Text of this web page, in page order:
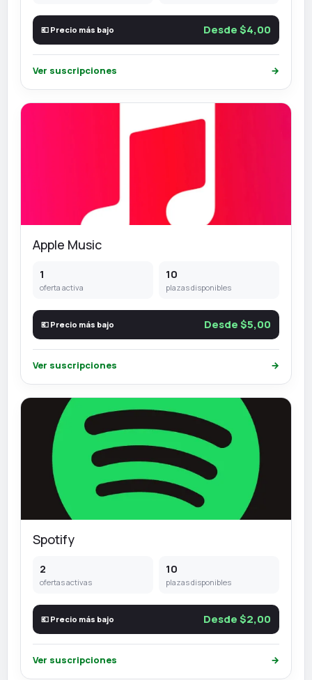
💶 Precio más bajo Desde $4,00
Ver suscripciones →
Apple Music
1
oferta activa
10
plazas disponibles
💶 Precio más bajo Desde $5,00
Ver suscripciones →
Spotify
2
ofertas activas
10
plazas disponibles
💶 Precio más bajo Desde $2,00
Ver suscripciones →